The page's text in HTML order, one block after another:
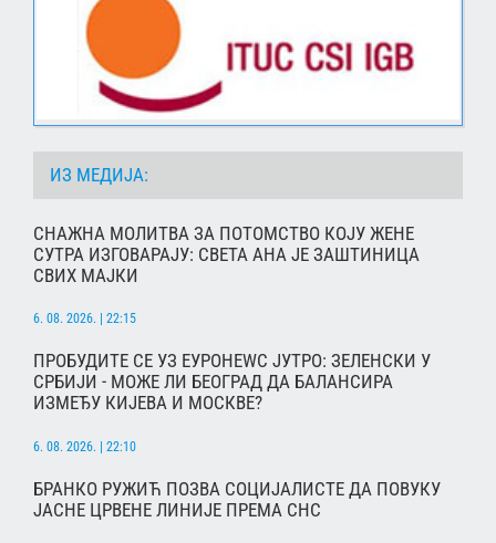
ИЗ МЕДИЈА:
СНАЖНА МОЛИТВА ЗА ПОТОМСТВО КОЈУ ЖЕНЕ
СУТРА ИЗГОВАРАЈУ: СВЕТА АНА ЈЕ ЗАШТИНИЦА
СВИХ МАЈКИ
6. 08. 2026. | 22:15
ПРОБУДИТЕ СЕ УЗ ЕУРОНЕWС ЈУТРО: ЗЕЛЕНСКИ У
СРБИЈИ - МОЖЕ ЛИ БЕОГРАД ДА БАЛАНСИРА
ИЗМЕЂУ КИЈЕВА И МОСКВЕ?
6. 08. 2026. | 22:10
БРАНКО РУЖИЋ ПОЗВА СОЦИЈАЛИСТЕ ДА ПОВУКУ
ЈАСНЕ ЦРВЕНЕ ЛИНИЈЕ ПРЕМА СНС